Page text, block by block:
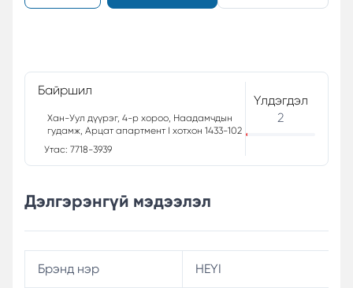
Байршил
Хан-Уул дүүрэг, 4-р хороо, Наадамчдын
гудамж, Арцат апартмент I хотхон 1433-102
Утас: 7718-3939
Үлдэгдэл
2
Дэлгэрэнгүй мэдээлэл
Брэнд нэр HEYI